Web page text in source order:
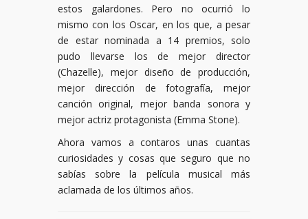
estos galardones. Pero no ocurrió lo
mismo con los Oscar, en los que, a pesar
de estar nominada a 14 premios, solo
pudo llevarse los de mejor director
(Chazelle), mejor diseño de producción,
mejor dirección de fotografía, mejor
canción original, mejor banda sonora y
mejor actriz protagonista (Emma Stone).
Ahora vamos a contaros unas cuantas
curiosidades y cosas que seguro que no
sabías sobre la película musical más
aclamada de los últimos años.